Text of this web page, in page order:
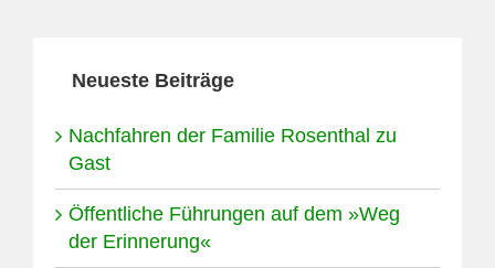
Neueste Beiträge
Nachfahren der Familie Rosenthal zu
Gast
Öffentliche Führungen auf dem »Weg
der Erinnerung«